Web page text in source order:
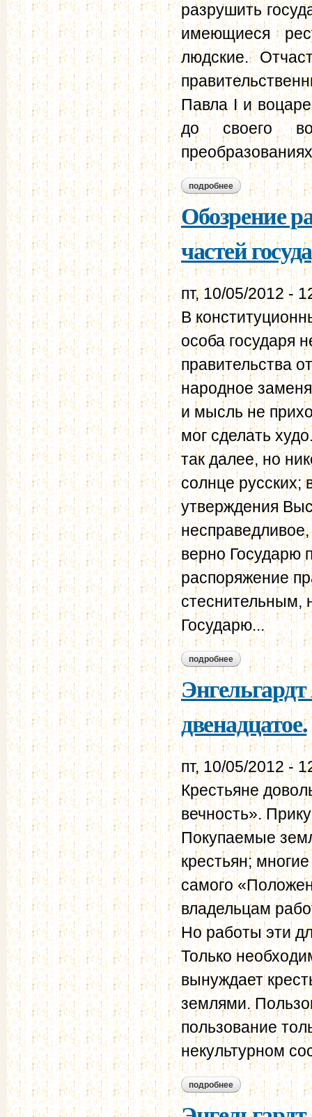
разрушить
имеющиеся
людские.
Павла I и
до своего
подробнее о идея проекта
Обозрение
частей
пт, 10/05/2012 -
В
особа государя
правительства
народное
и мысль не
мог сделать
так далее, но
солнце русских;
утверждения
верно Государю
распоряжение
стеснительным,
Государю...
подробнее о обозрение
двенадцатое.
пт, 10/05/2012 -
Крестьяне
вечность».
Покупаемые
крестьян;
самого
владельцам
Но работы эти
Только
вынуждает
землями.
пользование
некультурном
подробнее о энгельгардт